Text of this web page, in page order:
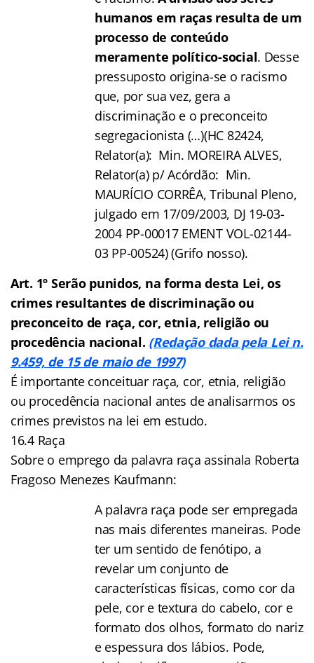
humanos em raças resulta de um
processo de conteúdo
meramente político-social. Desse
pressuposto origina-se o racismo
que, por sua vez, gera a
discriminação e o preconceito
segregacionista (…)(HC 82424,
Relator(a): Min. MOREIRA ALVES,
Relator(a) p/ Acórdão: Min.
MAURÍCIO CORRÊA, Tribunal Pleno,
julgado em 17/09/2003, DJ 19-03-
2004 PP-00017 EMENT VOL-02144-
03 PP-00524) (Grifo nosso).
Art. 1º Serão punidos, na forma desta Lei, os
crimes resultantes de discriminação ou
preconceito de raça, cor, etnia, religião ou
procedência nacional. (Redação dada pela Lei n.
9.459, de 15 de maio de 1997)
É importante conceituar raça, cor, etnia, religião
ou procedência nacional antes de analisarmos os
crimes previstos na lei em estudo.
16.4 Raça
Sobre o emprego da palavra raça assinala Roberta
Fragoso Menezes Kaufmann:
A palavra raça pode ser empregada
nas mais diferentes maneiras. Pode
ter um sentido de fenótipo, a
revelar um conjunto de
características físicas, como cor da
pele, cor e textura do cabelo, cor e
formato dos olhos, formato do nariz
e espessura dos lábios. Pode,